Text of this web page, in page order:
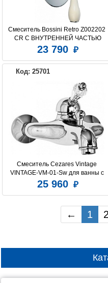
Смеситель Bossini Retro Z002202
CR С ВНУТРЕННЕЙ ЧАСТЬЮ
23 790
Код: 25701
Смеситель Cezares Vintage
VINTAGE-VM-01-Sw для ванны с
душем
25 960
← 1